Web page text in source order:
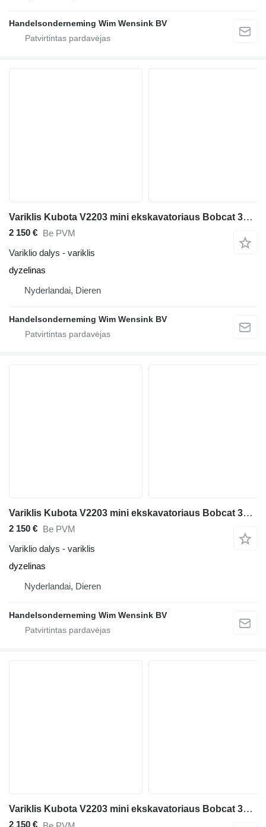
Handelsonderneming Wim Wensink BV
Variklis Kubota V2203 mini ekskavatoriaus Bobcat 334 G
2 150 € Be PVM
Variklio dalys - variklis
dyzelinas
Nyderlandai, Dieren
Handelsonderneming Wim Wensink BV
Variklis Kubota V2203 mini ekskavatoriaus Bobcat 331 D
2 150 €
Be PVM
Variklio dalys - variklis
dyzelinas
Nyderlandai, Dieren
Handelsonderneming Wim Wensink BV
Variklis Kubota V2203 mini ekskavatoriaus Bobcat 331 E G
2 150 €